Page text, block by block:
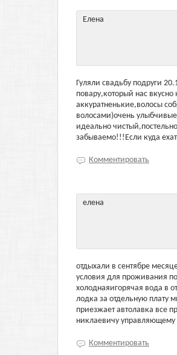
Елена
Гуляли свадьбу подруги
повару,который нас
аккуратненькие,волосы
волосами)очень
идеально
забываемо!!!Если куда
Комментировать
елена
отдыхали в сентябре
условия для проживания
холоднаяигорячая вода в
лодка за отдельную плату
приезжает автолавка все
никлаевичу
Комментировать